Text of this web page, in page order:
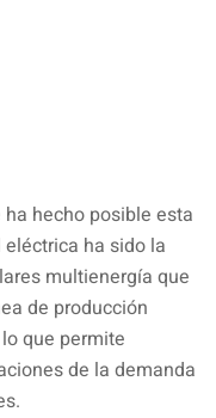
hecho posible esta
ha sido la
multienergía que
de producción
que permite
de la demanda